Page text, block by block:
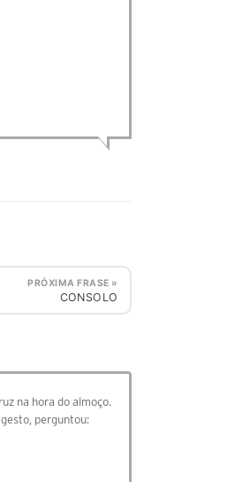
PRÓXIMA FRASE »
CONSOLO
na hora do almoço.
perguntou: